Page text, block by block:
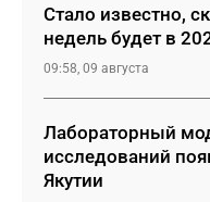
Стало известно,
недель будет в
09:58, 09 августа
Лабораторный
исследований
Якутии